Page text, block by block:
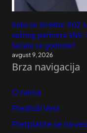
Kako se direktor RGZ
važnog partnera
Sećate se godnole?
avgust 9, 2026
Brza navigacija
O nama
Predloži Vest
Pretplatite se na